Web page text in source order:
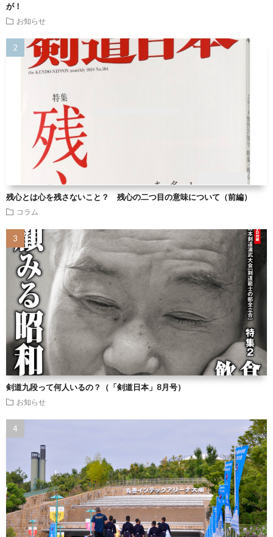
が！
お知らせ
残心とは心を残さないこと？ 残心の二つ目の意味について（前編）
コラム
剣道九段って何人いるの？（「剣道日本」8月号）
お知らせ